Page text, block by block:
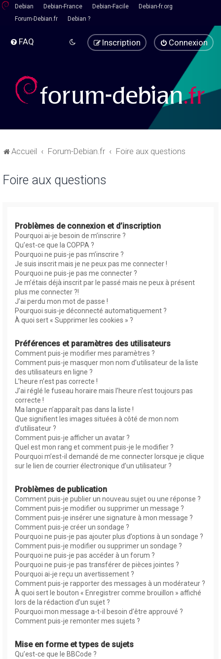
Debian Debian-France Debian-Facile
Debian-fr.org
Forum-Debian.fr
Debian ?
FAQ Connexion
Inscription
Accueil Forum-Debian.fr Foire aux questions
Foire aux questions
Problèmes de connexion et d’inscription
Pourquoi ai-je besoin de m’inscrire ?
Qu’est-ce que la COPPA ?
Pourquoi ne puis-je pas m’inscrire ?
Je suis inscrit mais je ne peux pas me connecter !
Pourquoi ne puis-je pas me connecter ?
Je m’étais déjà inscrit par le passé mais ne peux à présent
plus me connecter ?!
J’ai perdu mon mot de passe !
Pourquoi suis-je déconnecté automatiquement ?
À quoi sert « Supprimer les cookies » ?
Préférences et paramètres des utilisateurs
Comment puis-je modifier mes paramètres ?
Comment puis-je masquer mon nom d’utilisateur de la liste
des utilisateurs en ligne ?
L’heure n’est pas correcte !
J’ai réglé le fuseau horaire mais l’heure n’est toujours pas
correcte !
Ma langue n’apparaît pas dans la liste !
Que signifient les images situées à côté de mon nom
d’utilisateur ?
Comment puis-je afficher un avatar ?
Quel est mon rang et comment puis-je le modifier ?
Pourquoi m’est-il demandé de me connecter lorsque je clique
sur le lien de courrier électronique d’un utilisateur ?
Problèmes de publication
Comment puis-je publier un nouveau sujet ou une réponse ?
Comment puis-je modifier ou supprimer un message ?
Comment puis-je insérer une signature à mon message ?
Comment puis-je créer un sondage ?
Pourquoi ne puis-je pas ajouter plus d’options à un sondage ?
Comment puis-je modifier ou supprimer un sondage ?
Pourquoi ne puis-je pas accéder à un forum ?
Pourquoi ne puis-je pas transférer de pièces jointes ?
Pourquoi ai-je reçu un avertissement ?
Comment puis-je rapporter des messages à un modérateur ?
À quoi sert le bouton « Enregistrer comme brouillon » affiché
lors de la rédaction d’un sujet ?
Pourquoi mon message a-t-il besoin d’être approuvé ?
Comment puis-je remonter mes sujets ?
Mise en forme et types de sujets
Qu’est-ce que le BBCode ?